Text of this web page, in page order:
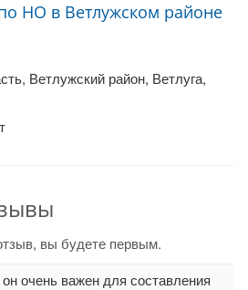
НО в Ветлужском районе
Ветлужский район, Ветлуга,
вы будете первым.
очень важен для составления